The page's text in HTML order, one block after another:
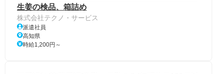
生姜の検品、箱詰め
株式会社テクノ・サービス
派遣社員
高知県
時給1,200円～